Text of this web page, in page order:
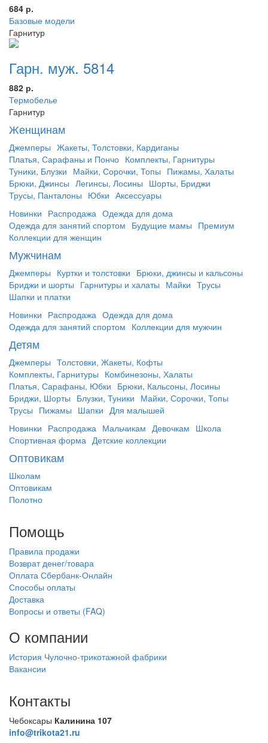
684 р.
Базовые модели
Гарнитур
Гарн. муж. 5814
882 р.
Термобелье
Гарнитур
Женщинам
Джемперы Жакеты, Толстовки, Кардиганы
Платья, Сарафаны и Пончо Комплекты, Гарнитуры
Туники, Блузки Майки, Сорочки, Топы Пижамы, Халаты
Брюки, Джинсы Легинсы, Лосины Шорты, Бриджи
Трусы, Панталоны Юбки Аксессуары
Новинки Распродажа Одежда для дома
Одежда для занятий спортом Будущие мамы Премиум
Коллекции для женщин
Мужчинам
Джемперы Куртки и толстовки Брюки, джинсы и кальсоны
Бриджи и шорты Гарнитуры и халаты Майки Трусы
Шапки и платки
Новинки Распродажа Одежда для дома
Одежда для занятий спортом Коллекции для мужчин
Детям
Джемперы Толстовки, Жакеты, Кофты
Комплекты, Гарнитуры Комбинезоны, Халаты
Платья, Сарафаны, Юбки Брюки, Кальсоны, Лосины
Бриджи, Шорты Блузки, Туники Майки, Сорочки, Топы
Трусы Пижамы Шапки Для малышей
Новинки Распродажа Мальчикам Девочкам Школа
Спортивная форма Детские коллекции
Оптовикам
Школам
Оптовикам
Полотно
Помощь
Правила продажи
Возврат денег/товара
Оплата Сбербанк-Онлайн
Способы оплаты
Доставка
Вопросы и ответы (FAQ)
О компании
История Чулочно-трикотажной фабрики
Вакансии
Контакты
Чебоксары Калинина 107
info@trikota21.ru